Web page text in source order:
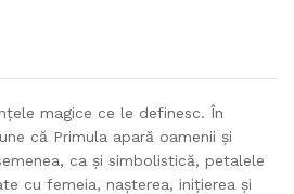
magice ce le definesc. În
că Primula apară oamenii și
ca și simbolistică, petalele
cu femeia, nașterea, inițierea și